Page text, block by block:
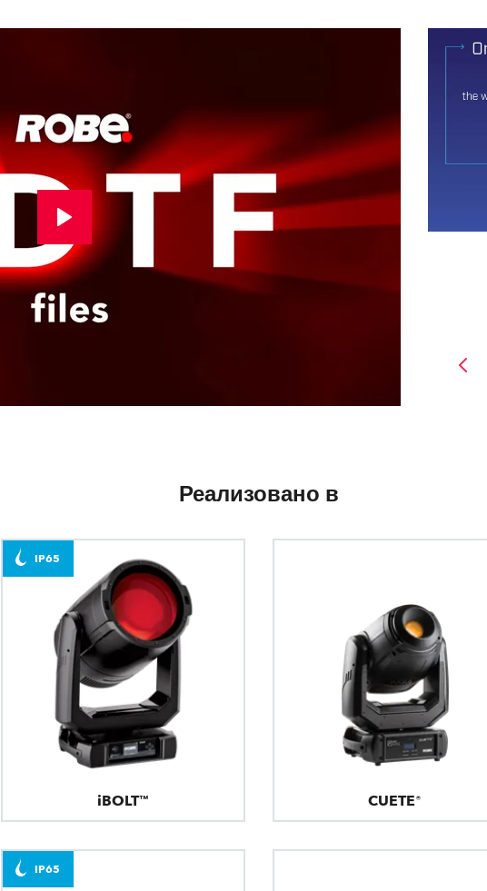
Реализовано в
iBOLT™
IP65
CUETE®
IP65